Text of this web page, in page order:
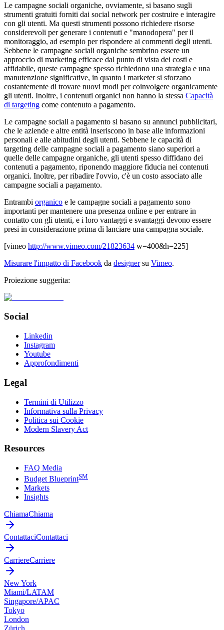
Le campagne sociali organiche, ovviamente, si basano sugli
strumenti gratuiti forniti dai social network per costruire e interagire
con gli utenti. Ma questi strumenti possono richiedere risorse
considerevoli per generare i contenuti e "manodopera" per il
monitoraggio, ad esempio per rispondere ai commenti degli utenti.
Sebbene le campagne sociali organiche sembrino essere un
approccio di marketing efficace dal punto di vista dei costi e
affidabile, queste campagne spesso richiedono una strategia e una
manutenzione significative, in quanto i marketer si sforzano
costantemente di trovare nuovi modi per coinvolgere organicamente
gli utenti. Inoltre, i contenuti organici non hanno la stessa Capacità
di targeting come contenuto a pagamento.
Le campagne sociali a pagamento si basano su annunci pubblicitari,
che le aziende e altre entità inseriscono in base alle informazioni
personali e alle abitudini degli utenti. Sebbene le capacità di
targeting delle campagne sociali a pagamento siano superiori a
quelle delle campagne organiche, gli utenti spesso diffidano dei
contenuti a pagamento, riponendo maggiore fiducia nei contenuti
organici. Inoltre, per ribadire l'ovvio, c'è un costo associato alle
campagne sociali a pagamento.
Entrambi organico e le campagne sociali a pagamento sono
importanti per mantenere una presenza online e per entrare in
contatto con gli utenti, e i loro vantaggi e svantaggi devono essere
presi in considerazione prima di lanciare una campagna sociale.
[vimeo http://www.vimeo.com/21823634 w=400&h=225]
Misurare l'impatto di Facebook da designersu Vimeo.
Proiezione suggerita:
Social
Linkedin
Instagram
Youtube
Approfondimenti
Legal
Termini di Utilizzo
Informativa sulla Privacy
Politica sui Cookie
Modern Slavery Act
Resources
FAQ Media
Budget BlueprintSM
Markets
Insights
ChiamaChiama
ContattaciContattaci
CarriereCarriere
New York
Miami/LATAM
Singapore/APAC
Tokyo
London